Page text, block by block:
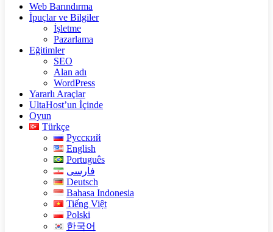
Web Barındırma
İpuçlar ve Bilgiler
İşletme
Pazarlama
Eğitimler
SEO
Alan adı
WordPress
Yararlı Araçlar
UltaHost’un İçinde
Oyun
Türkçe
Русский
English
Português
فارسی
Deutsch
Bahasa Indonesia
Tiếng Việt
Polski
한국어